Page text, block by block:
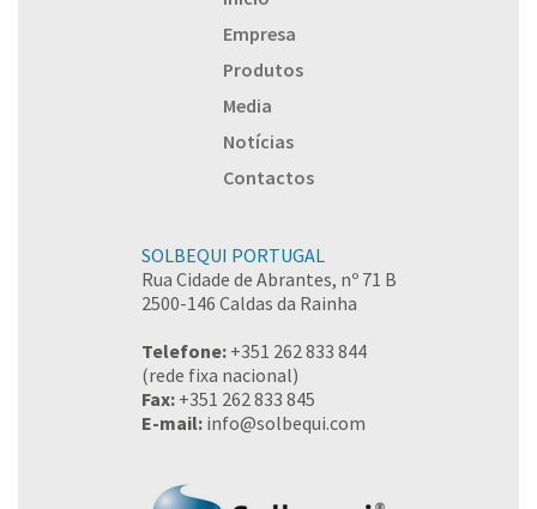
Empresa
Produtos
Media
Notícias
Contactos
SOLBEQUI PORTUGAL
Rua Cidade de Abrantes, nº 71 B
2500-146 Caldas da Rainha
Telefone:+351 262 833 844
(rede fixa nacional)
Fax:+351 262 833 845
E-mail:info@solbequi.com